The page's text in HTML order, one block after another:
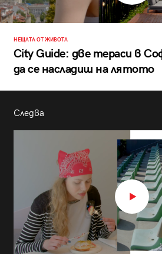
НЕЩАТА ОТ ЖИВОТА
City Guide: две тераси в
да се насладиш на лятото
Следва